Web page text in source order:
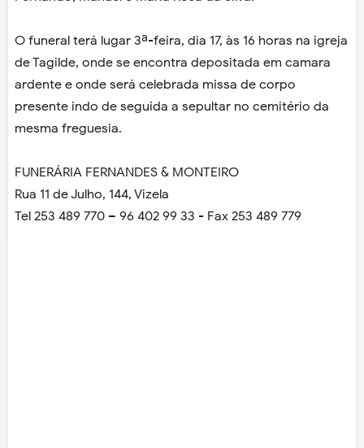
O funeral terá lugar 3ª-feira, dia 17, às 16 horas na igreja
de Tagilde, onde se encontra depositada em camara
ardente e onde será celebrada missa de corpo
presente indo de seguida a sepultar no cemitério da
mesma freguesia.
FUNERÁRIA FERNANDES & MONTEIRO
Rua 11 de Julho, 144, Vizela
Tel 253 489 770 – 96 402 99 33 - Fax 253 489 779